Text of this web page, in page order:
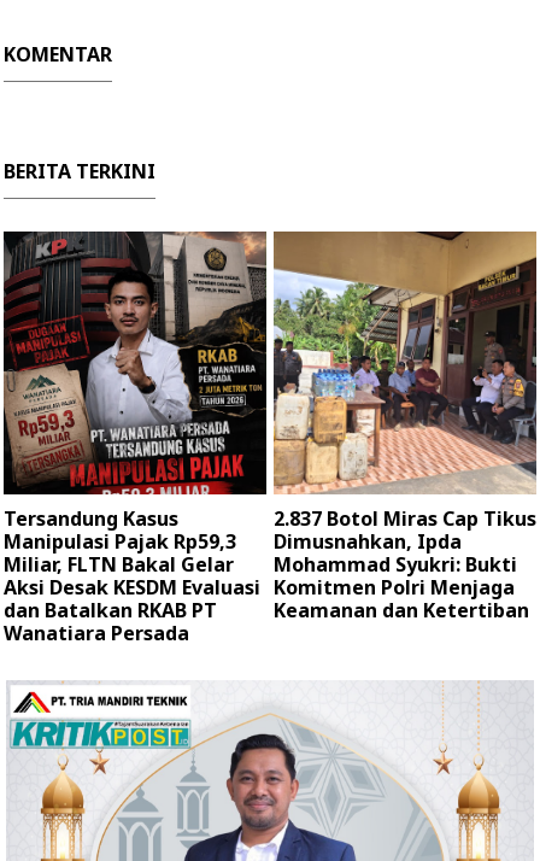
KOMENTAR
BERITA TERKINI
Tersandung Kasus
Manipulasi Pajak Rp59,3
Miliar, FLTN Bakal Gelar
Aksi Desak KESDM Evaluasi
dan Batalkan RKAB PT
Wanatiara Persada ‎
2.837 Botol Miras Cap Tikus
Dimusnahkan, Ipda
Mohammad Syukri: Bukti
Komitmen Polri Menjaga
Keamanan dan Ketertiban